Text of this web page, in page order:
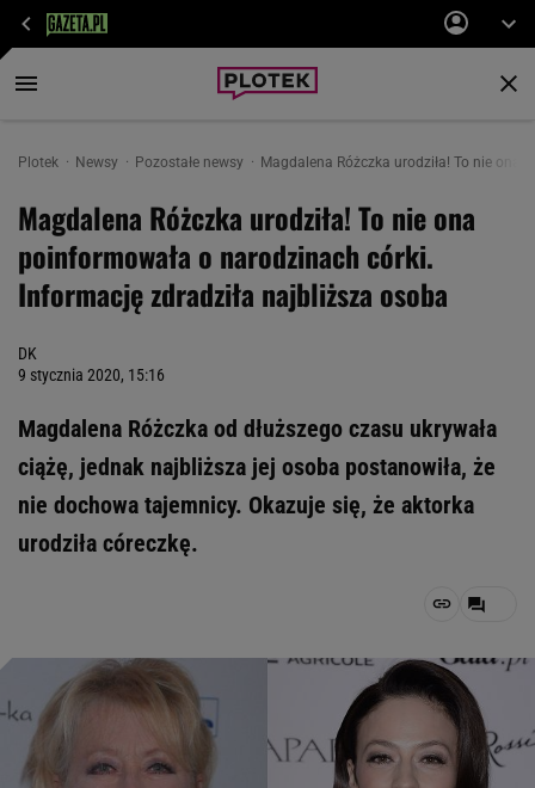
Plotek Newsy Pozostałe newsy Magdalena Różczka urodziła! To nie ona
Magdalena Różczka urodziła! To nie ona
poinformowała o narodzinach córki.
Informację zdradziła najbliższa osoba
DK
9 stycznia 2020, 15:16
Magdalena Różczka od dłuższego czasu ukrywała
ciążę, jednak najbliższa jej osoba postanowiła, że
nie dochowa tajemnicy. Okazuje się, że aktorka
urodziła córeczkę.